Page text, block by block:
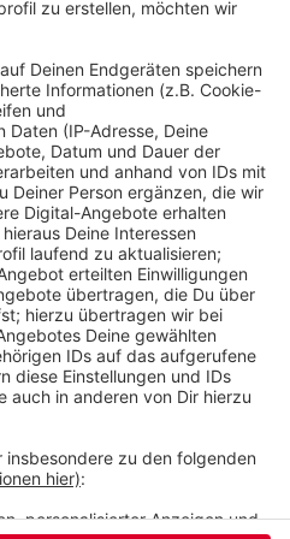
Städtedreieck präsentiere
Radtouren auf den
als Wanderregion,
für Tagesausflüge im
Bergische Städtedreieck
10:11